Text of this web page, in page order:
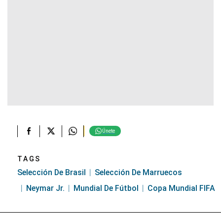
Únete
TAGS
Selección De Brasil
Selección De Marruecos
Neymar Jr.
Mundial De Fútbol Copa Mundial FIFA